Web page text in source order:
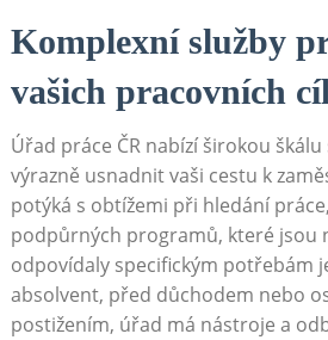
Komplexní služby
vašich pracovních
Úřad práce ČR nabízí širokou
výrazně usnadnit vaši cestu k
potýká s obtížemi při hledání
podpůrných programů, které jsou
odpovídaly specifickým potřebám
absolvent, před důchodem nebo
postižením, úřad má nástroje a